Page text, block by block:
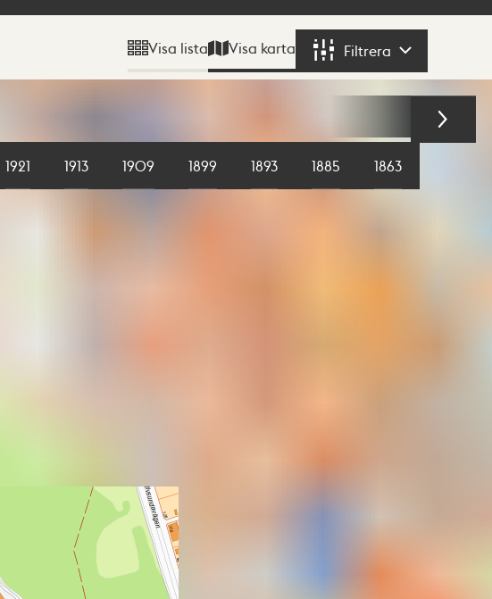
Visa lista Visa karta Filtrera
1921 1913 1909 1899 1893 1885 1863